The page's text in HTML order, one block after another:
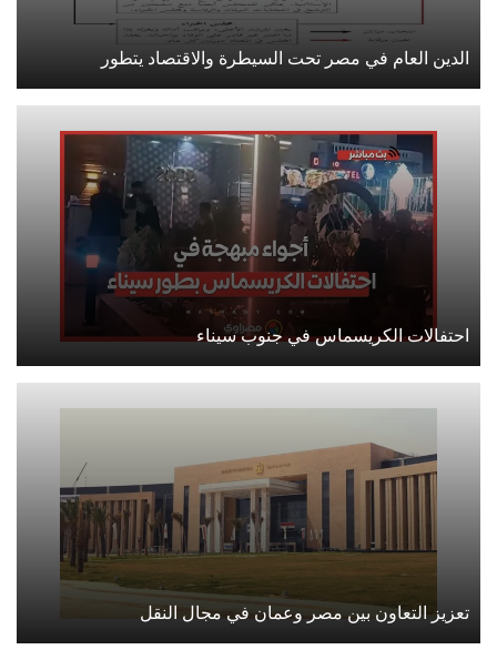
الدين العام في مصر تحت السيطرة والاقتصاد يتطور
احتفالات الكريسماس في جنوب سيناء
تعزيز التعاون بين مصر وعمان في مجال النقل